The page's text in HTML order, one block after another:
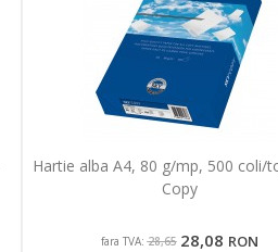
Hartie alba A4, 80 g/mp, 500 coli/
Copy
fara TVA: 28,65 28,08 RON